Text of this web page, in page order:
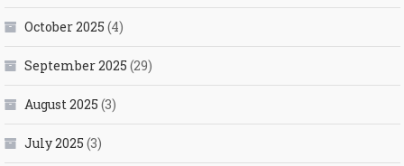
October 2025 (4)
September 2025 (29)
August 2025 (3)
July 2025 (3)